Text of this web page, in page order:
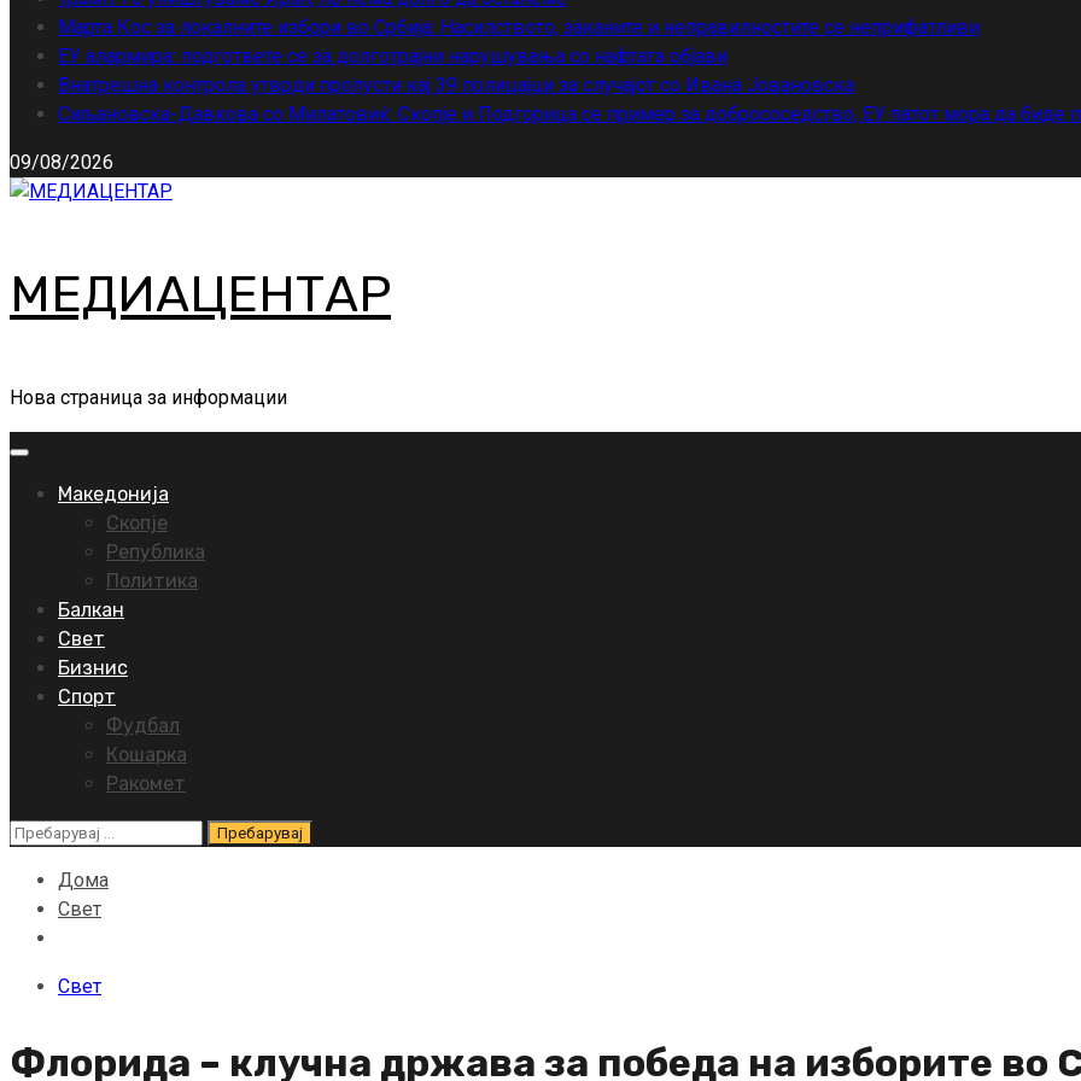
Марта Кос за локалните избори во Србија: Насилството, заканите и неправилностите се неприфатливи
ЕУ алармира: подгответе се за долготрајни нарушувања со нафтата објави
Внатрешна контрола утврди пропусти кај 39 полицајци за случајот со Ивана Јовановска
Сиљановска-Давкова со Милатовиќ: Скопје и Подгорица се пример за добрососедство, ЕУ патот мора да биде
09/08/2026
МЕДИАЦЕНТАР
Нова страница за информации
Primary
Македонија
Скопје
Република
Политика
Балкан
Свет
Бизнис
Спорт
Фудбал
Кошарка
Ракомет
Пребарувај
Дома
Свет
Свет
Флорида – клучна држава за победа на изборите во